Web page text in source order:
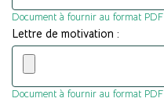
Document à fournir au format PDF
Lettre de motivation :
Document à fournir au format PDF